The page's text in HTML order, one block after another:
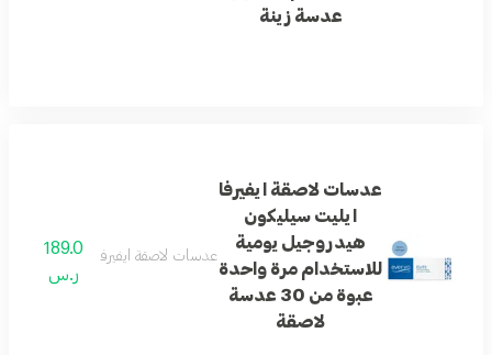
عدسة زينة
عدسات لاصقة ايفيرفا
ايليت سيليكون
هيدروجيل يومية
للاستخدام مرة واحدة
عبوة من 30 عدسة
لاصقة
عدسات لاصقة ايفيرفا ايليت سيليكون
189.0
ر.س